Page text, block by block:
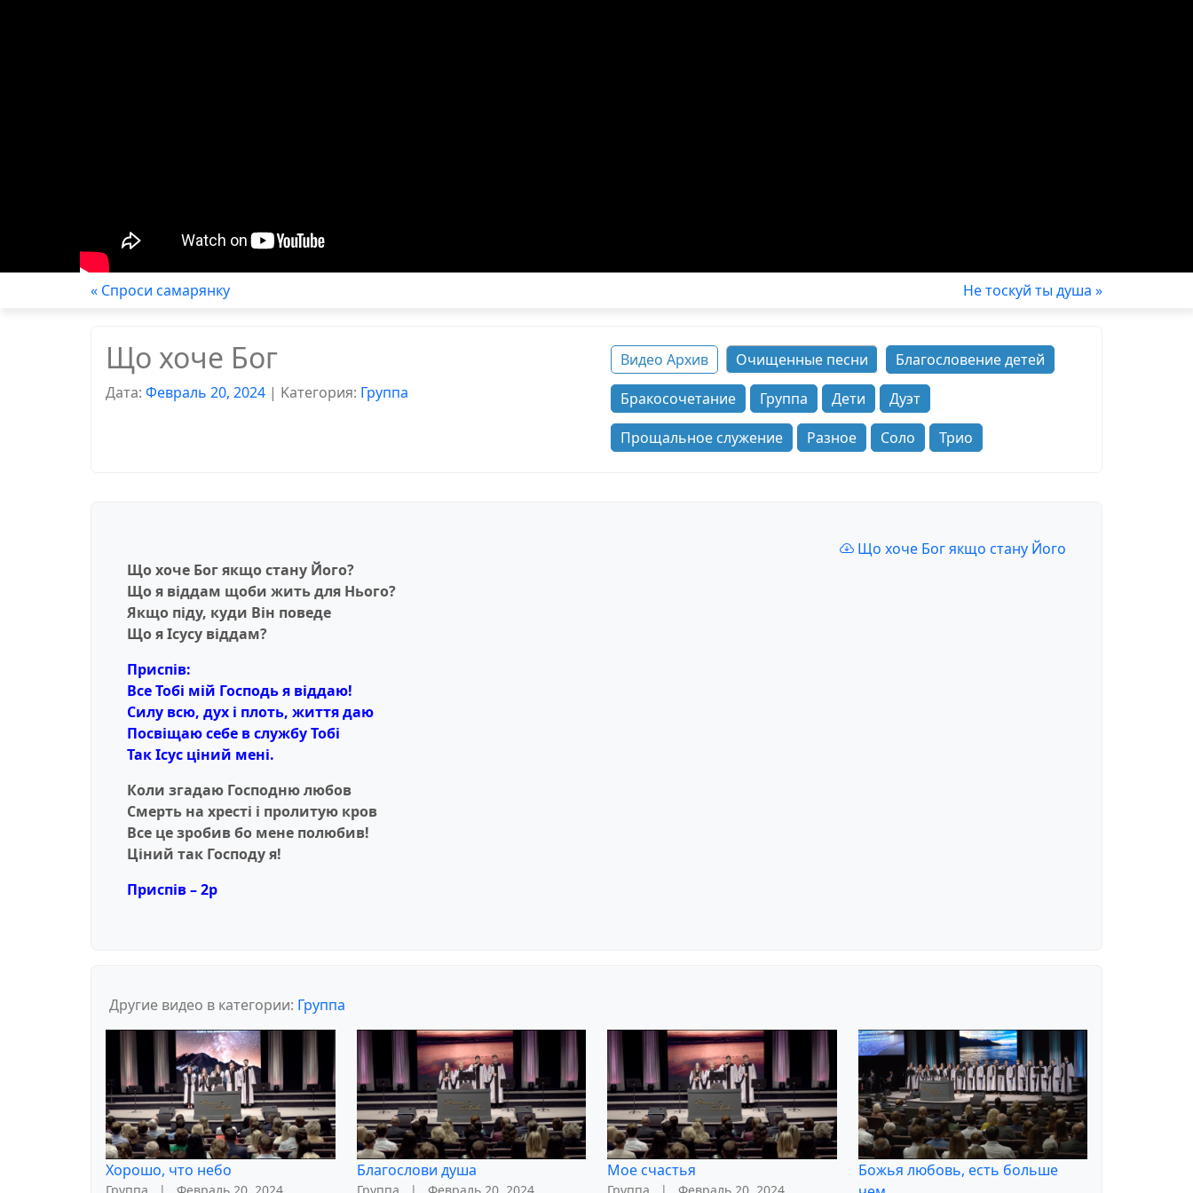
« Спроси самарянку Не тоскуй ты душа »
Що хоче Бог
Дата: Февраль 20, 2024 | Kатегория: Группа
Видео Архив Очищенные песни
Благословение детей
Бракосочетание
Группа Дети
Дуэт
Прощальное служение
Разное Соло Трио
Що хоче Бог якщо стану Його
Що хоче Бог якщо стану Його?
Що я вiддам щоби жить для Нього?
Якщо пiду, куди Вiн поведе
Що я Iсусу вiддам?
Приспiв:
Все Тобi мiй Господь я вiддаю!
Силу всю, дух i плоть, життя даю
Посвiщаю себе в службу Тобi
Так Iсус цiний менi.
Коли згадаю Господню любов
Смерть на хрестi i пролитую кров
Все це зробив бо мене полюбив!
Цiний так Господу я!
Приспiв – 2p
Другие видео в категории: Группа
Хорошо, что небо
Группа | Февраль 20, 2024
Благослови душа
Группа | Февраль 20, 2024
Мое счастья
Группа | Февраль 20, 2024
Божья любовь, есть больше